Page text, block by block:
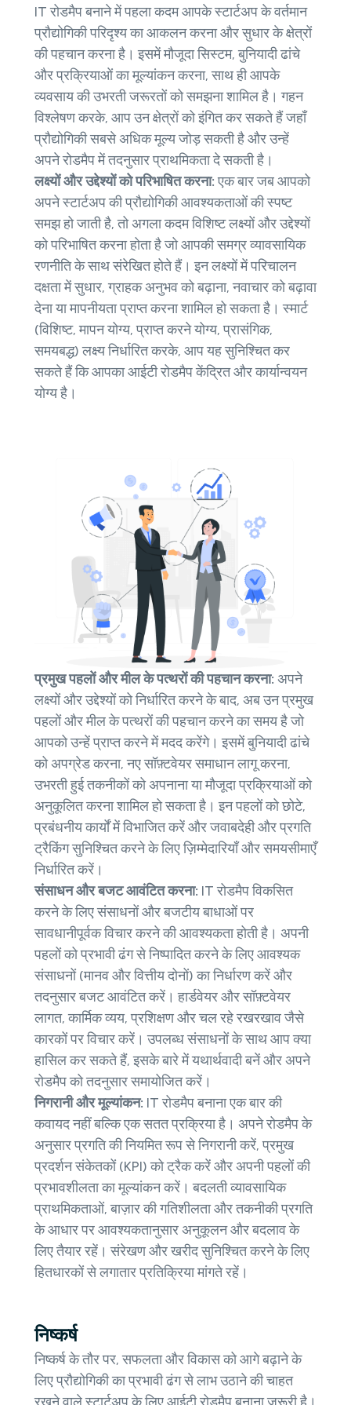
IT रोडमैप बनाने में पहला कदम आपके स्टार्टअप के वर्तमान
प्रौद्योगिकी परिदृश्य का आकलन करना और सुधार के क्षेत्रों
की पहचान करना है। इसमें मौजूदा सिस्टम, बुनियादी ढांचे
और प्रक्रियाओं का मूल्यांकन करना, साथ ही आपके
व्यवसाय की उभरती जरूरतों को समझना शामिल है। गहन
विश्लेषण करके, आप उन क्षेत्रों को इंगित कर सकते हैं जहाँ
प्रौद्योगिकी सबसे अधिक मूल्य जोड़ सकती है और उन्हें
अपने रोडमैप में तदनुसार प्राथमिकता दे सकती है।
लक्ष्यों और उद्देश्यों को परिभाषित करना:एक बार जब आपको
अपने स्टार्टअप की प्रौद्योगिकी आवश्यकताओं की स्पष्ट
समझ हो जाती है, तो अगला कदम विशिष्ट लक्ष्यों और उद्देश्यों
को परिभाषित करना होता है जो आपकी समग्र व्यावसायिक
रणनीति के साथ संरेखित होते हैं। इन लक्ष्यों में परिचालन
दक्षता में सुधार, ग्राहक अनुभव को बढ़ाना, नवाचार को बढ़ावा
देना या मापनीयता प्राप्त करना शामिल हो सकता है। स्मार्ट
(विशिष्ट, मापन योग्य, प्राप्त करने योग्य, प्रासंगिक,
समयबद्ध) लक्ष्य निर्धारित करके, आप यह सुनिश्चित कर
सकते हैं कि आपका आईटी रोडमैप केंद्रित और कार्यान्वयन
योग्य है।
प्रमुख पहलों और मील के पत्थरों की पहचान करना: अपने
लक्ष्यों और उद्देश्यों को निर्धारित करने के बाद, अब उन प्रमुख
पहलों और मील के पत्थरों की पहचान करने का समय है जो
आपको उन्हें प्राप्त करने में मदद करेंगे। इसमें बुनियादी ढांचे
को अपग्रेड करना, नए सॉफ़्टवेयर समाधान लागू करना,
उभरती हुई तकनीकों को अपनाना या मौजूदा प्रक्रियाओं को
अनुकूलित करना शामिल हो सकता है। इन पहलों को छोटे,
प्रबंधनीय कार्यों में विभाजित करें और जवाबदेही और प्रगति
ट्रैकिंग सुनिश्चित करने के लिए ज़िम्मेदारियाँ और समयसीमाएँ
निर्धारित करें।
संसाधन और बजट आवंटित करना: IT रोडमैप विकसित
करने के लिए संसाधनों और बजटीय बाधाओं पर
सावधानीपूर्वक विचार करने की आवश्यकता होती है। अपनी
पहलों को प्रभावी ढंग से निष्पादित करने के लिए आवश्यक
संसाधनों (मानव और वित्तीय दोनों) का निर्धारण करें और
तदनुसार बजट आवंटित करें। हार्डवेयर और सॉफ़्टवेयर
लागत, कार्मिक व्यय, प्रशिक्षण और चल रहे रखरखाव जैसे
कारकों पर विचार करें। उपलब्ध संसाधनों के साथ आप क्या
हासिल कर सकते हैं, इसके बारे में यथार्थवादी बनें और अपने
रोडमैप को तदनुसार समायोजित करें।
निगरानी और मूल्यांकन: IT रोडमैप बनाना एक बार की
कवायद नहीं बल्कि एक सतत प्रक्रिया है। अपने रोडमैप के
अनुसार प्रगति की नियमित रूप से निगरानी करें, प्रमुख
प्रदर्शन संकेतकों (KPI) को ट्रैक करें और अपनी पहलों की
प्रभावशीलता का मूल्यांकन करें। बदलती व्यावसायिक
प्राथमिकताओं, बाज़ार की गतिशीलता और तकनीकी प्रगति
के आधार पर आवश्यकतानुसार अनुकूलन और बदलाव के
लिए तैयार रहें। संरेखण और खरीद सुनिश्चित करने के लिए
हितधारकों से लगातार प्रतिक्रिया मांगते रहें।
निष्कर्ष
निष्कर्ष के तौर पर, सफलता और विकास को आगे बढ़ाने के
लिए प्रौद्योगिकी का प्रभावी ढंग से लाभ उठाने की चाहत
रखने वाले स्टार्टअप के लिए आईटी रोडमैप बनाना ज़रूरी है।